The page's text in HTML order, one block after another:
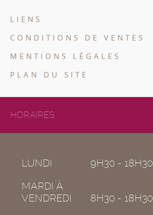
LIENS
CONDITIONS DE VENTES
MENTIONS LÉGALES
PLAN DU SITE
HORAIRES
LUNDI
9H30 - 18H30
MARDI À
VENDREDI
8H30 - 18H30